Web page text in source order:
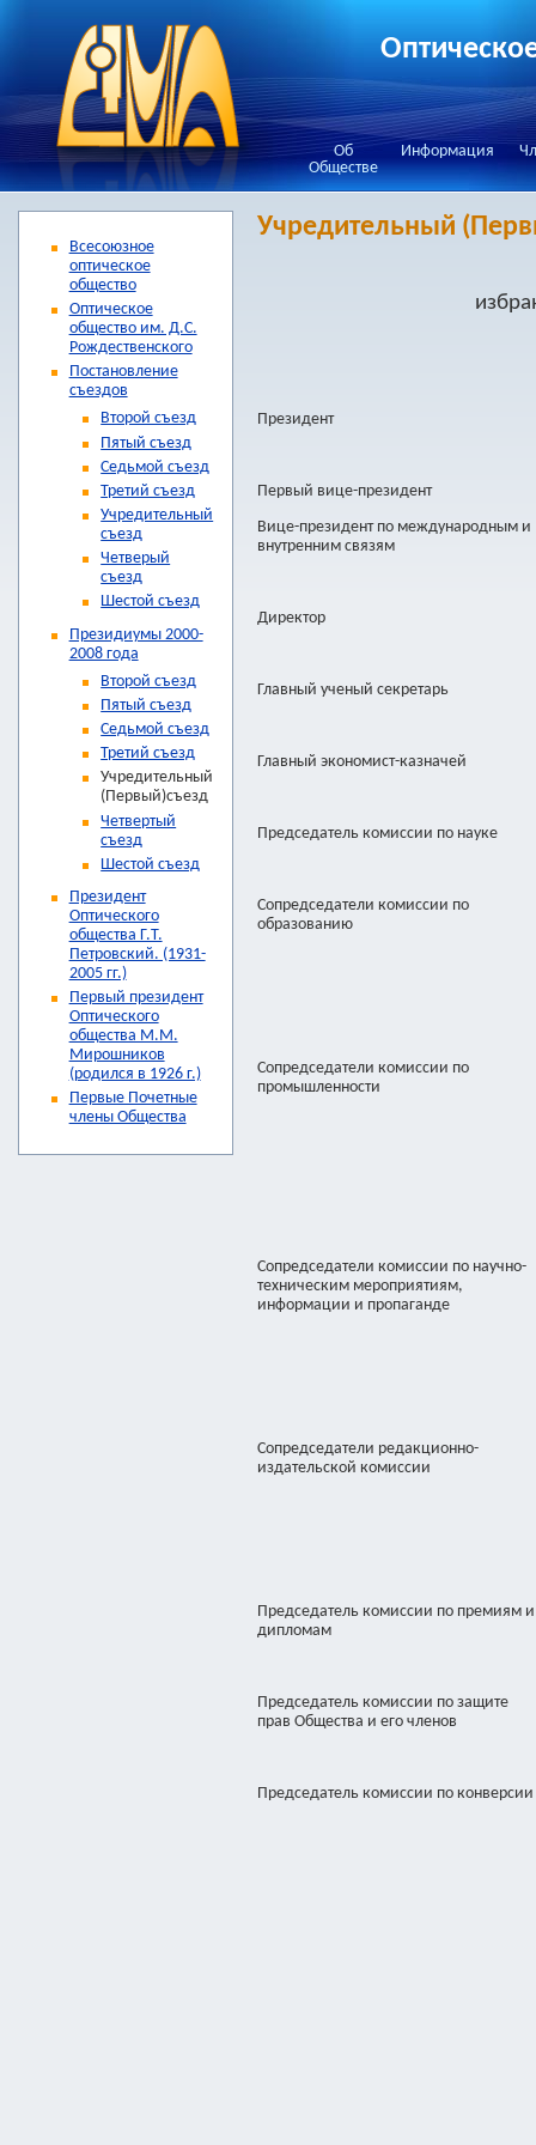
Об
Обществе
Информация
Всесоюзное
оптическое
общество
Оптическое
общество им. Д.С.
Рождественского
Постановление
съездов
Второй съезд
Пятый съезд
Седьмой съезд
Третий съезд
Учредительный
съезд
Четверый
съезд
Шестой съезд
Президиумы 2000-
2008 года
Второй съезд
Пятый съезд
Седьмой съезд
Третий съезд
Учредительный
(Первый)съезд
Четвертый
съезд
Шестой съезд
Президент
Оптического
общества Г.Т.
Петровский. (1931-
2005 гг.)
Первый президент
Оптического
общества М.М.
Мирошников
(родился в 1926 г.)
Первые Почетные
члены Общества
Учредительный
Президент
Первый вице-президент
Вице-президент по международным и
внутренним связям
Директор
Главный ученый секретарь
Главный экономист-казначей
Председатель комиссии по науке
Сопредседатели комиссии по
образованию
Сопредседатели комиссии по
промышленности
Сопредседатели комиссии по научно-
техническим мероприятиям,
информации и пропаганде
Сопредседатели редакционно-
издательской комиссии
Председатель комиссии по премиям и
дипломам
Председатель комиссии по защите
прав Общества и его членов
Председатель комиссии по конверсии